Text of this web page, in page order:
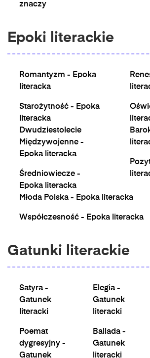
znaczy
Epoki literackie
Romantyzm - Epoka
literacka
Starożytność - Epoka
literacka
Dwudziestolecie
Międzywojenne -
Epoka literacka
Średniowiecze -
Epoka literacka
Młoda Polska - Epoka literacka
Współczesność - Epoka literacka
Gatunki literackie
Satyra -
Gatunek
literacki
Poemat
dygresyjny -
Gatunek
Elegia -
Gatunek
literacki
Ballada -
Gatunek
literacki